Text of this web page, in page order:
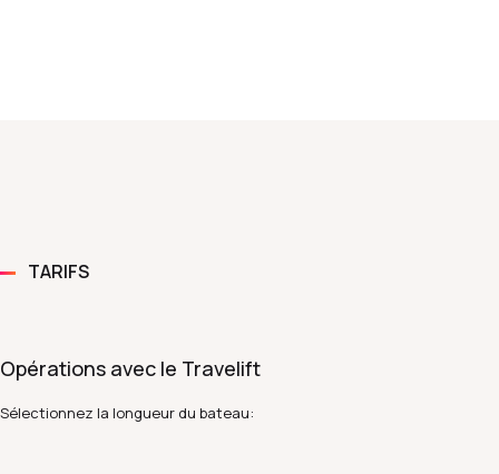
TARIFS
Opérations avec le Travelift
Sélectionnez la longueur du bateau: